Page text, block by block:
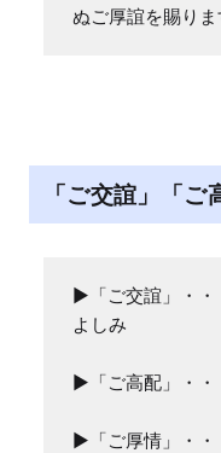
ぬご厚誼を賜りま
「ご交誼」「
▶「ご交誼」・・
よしみ
▶「ご高配」・・
▶「ご厚情」・・